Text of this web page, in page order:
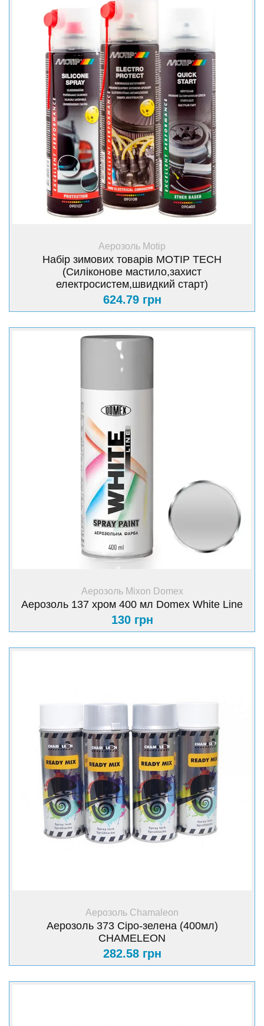
+ Купити
Аерозоль Motip
Набір зимових товарів MOTIP TECH
(Силіконове мастило,захист
електросистем,швидкий старт)
624.79 грн
+ Купити
Аерозоль Mixon Domex
Аерозоль 137 хром 400 мл Domex White Line
130 грн
+ Купити
Аерозоль Chamaleon
Аерозоль 373 Сіро-зелена (400мл)
CHAMELEON
282.58 грн